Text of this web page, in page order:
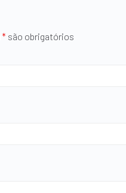
* são obrigatórios